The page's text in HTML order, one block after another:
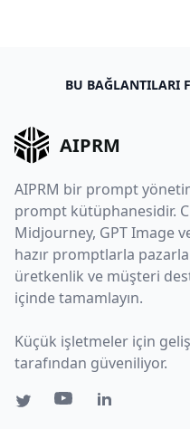
BU BAĞLANTILARI
AIPRM
AIPRM bir prompt
prompt kütüphanesidir.
Midjourney, GPT Image
hazır promptlarla
üretkenlik ve müşteri
içinde tamamlayın.
Küçük işletmeler için
tarafından güveniliyor.